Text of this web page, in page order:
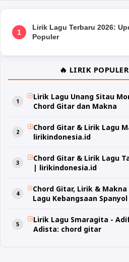
1
Lirik Lagu Terbaru 2026:
Populer
🔥 LIRIK
Lirik Lagu Unang Sitau
Chord Gitar dan Makna
Chord Gitar & Lirik Lagu
lirikindonesia.id
Chord Gitar & Lirik Lagu
| lirikindonesia.id
Chord Gitar, Lirik &
Lagu Kebangsaan Spanyol
Lirik Lagu Smaragita -
Adista: chord gitar